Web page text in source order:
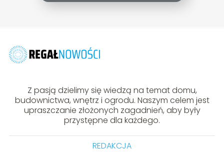
Z pasją dzielimy się wiedzą na temat domu,
budownictwa, wnętrz i ogrodu. Naszym celem jest
upraszczanie złożonych zagadnień, aby były
przystępne dla każdego.
REDAKCJA